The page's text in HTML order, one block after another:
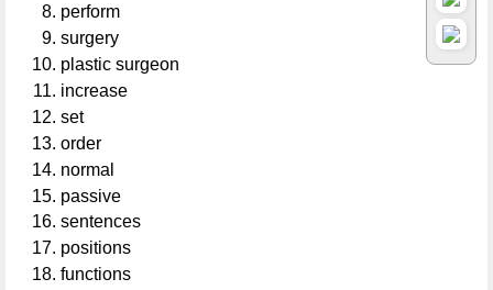
perform
surgery
plastic surgeon
increase
set
order
normal
passive
sentences
positions
functions